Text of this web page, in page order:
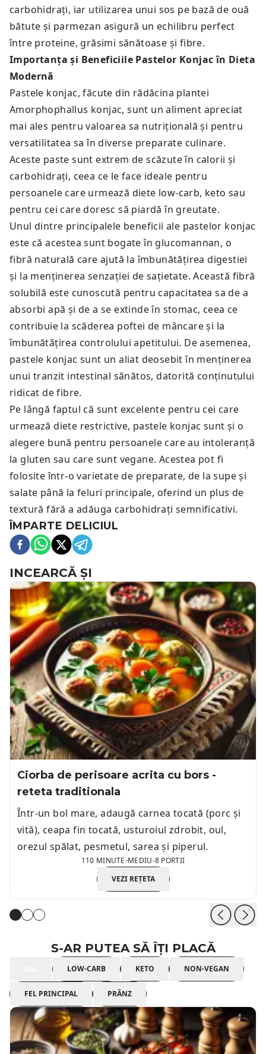
carbohidrați, iar utilizarea unui sos pe bază de ouă
bătute și parmezan asigură un echilibru perfect
între proteine, grăsimi sănătoase și fibre.
Importanța și Beneficiile Pastelor Konjac în Dieta
Modernă
Pastele konjac, făcute din rădăcina plantei
Amorphophallus konjac, sunt un aliment apreciat
mai ales pentru valoarea sa nutrițională și pentru
versatilitatea sa în diverse preparate culinare.
Aceste paste sunt extrem de scăzute în calorii și
carbohidrați, ceea ce le face ideale pentru
persoanele care urmează diete low-carb, keto sau
pentru cei care doresc să piardă în greutate.
Unul dintre principalele beneficii ale pastelor konjac
este că acestea sunt bogate în glucomannan, o
fibră naturală care ajută la îmbunătățirea digestiei
și la menținerea senzației de sațietate. Această fibră
solubilă este cunoscută pentru capacitatea sa de a
absorbi apă și de a se extinde în stomac, ceea ce
contribuie la scăderea poftei de mâncare și la
îmbunătățirea controlului apetitului. De asemenea,
pastele konjac sunt un aliat deosebit în menținerea
unui tranzit intestinal sănătos, datorită conținutului
ridicat de fibre.
Pe lângă faptul că sunt excelente pentru cei care
urmează diete restrictive, pastele konjac sunt și o
alegere bună pentru persoanele care au intoleranță
la gluten sau care sunt vegane. Acestea pot fi
folosite într-o varietate de preparate, de la supe și
salate până la feluri principale, oferind un plus de
textură fără a adăuga carbohidrați semnificativi.
ÎMPARTE DELICIUL
INCEARCĂ ȘI
Ciorba de perisoare acrita cu bors -
reteta traditionala
Într-un bol mare, adaugă carnea tocată (porc și
vită), ceapa fin tocată, usturoiul zdrobit, oul,
orezul spălat, pesmetul, sarea și piperul.
110 MINUTE-MEDIU-8 PORTII
VEZI REȚETA
S-AR PUTEA SĂ ÎȚI PLACĂ
LOW-CARB KETO NON-VEGAN
FEL PRINCIPAL PRÂNZ